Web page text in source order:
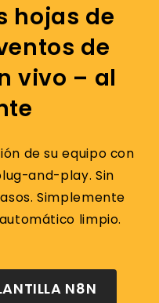
hojas de
de
vivo – al
de su equipo con
and-play. Sin
Simplemente
limpio.
N8N